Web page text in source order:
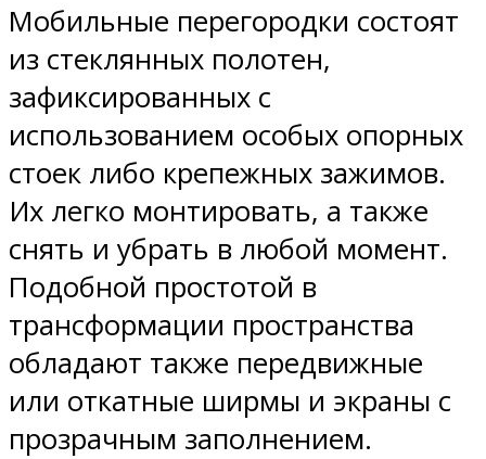
Мобильные перегородки состоят
из стеклянных полотен,
зафиксированных с
использованием особых опорных
стоек либо крепежных зажимов.
Их легко монтировать, а также
снять и убрать в любой момент.
Подобной простотой в
трансформации пространства
обладают также передвижные
или откатные ширмы и экраны с
прозрачным заполнением.